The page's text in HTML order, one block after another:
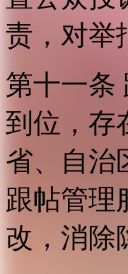
责，对举
第十一条
到位，存
省、自治
跟帖管理
改，消除